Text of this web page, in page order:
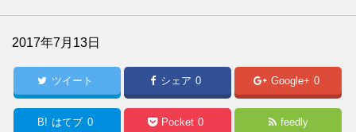
2017年7月13日
ツイート シェア 0 Google+ 0
B! はてブ 0 Pocket 0 feedly